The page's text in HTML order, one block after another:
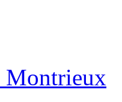
Montrieux